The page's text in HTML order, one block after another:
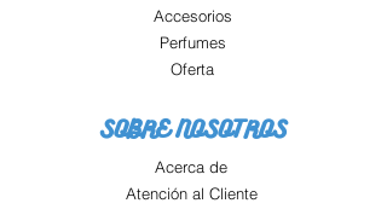
Accesorios
Perfumes
Oferta
SOBRE NOSOTROS
Acerca de
Atención al Cliente